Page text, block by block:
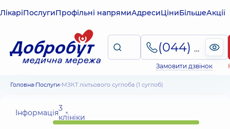
ЛікаріПослугиПрофільні напрямиАдресиЦіниБільшеАкції
(044) 495-2-888
Замовити дзвінок
Головна Послуги МЗКТ ліктьового суглоба (1 суглоб)
Інформація3
клініки